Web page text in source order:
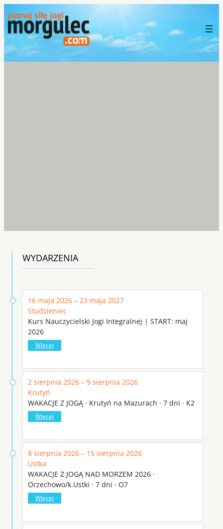
WYDARZENIA
16 maja 2026 – 23 maja 2027
Studzieniec
Kurs Nauczycielski Jogi Integralnej | START: maj
2026
Więcej
2 sierpnia 2026 – 9 sierpnia 2026
Krutyń
WAKACJE Z JOGĄ · Krutyń na Mazurach · 7 dni · K2
Więcej
8 sierpnia 2026 – 15 sierpnia 2026
Ustka
WAKACJE Z JOGĄ NAD MORZEM 2026 ·
Orzechowo/k.Ustki · 7 dni · O7
Więcej